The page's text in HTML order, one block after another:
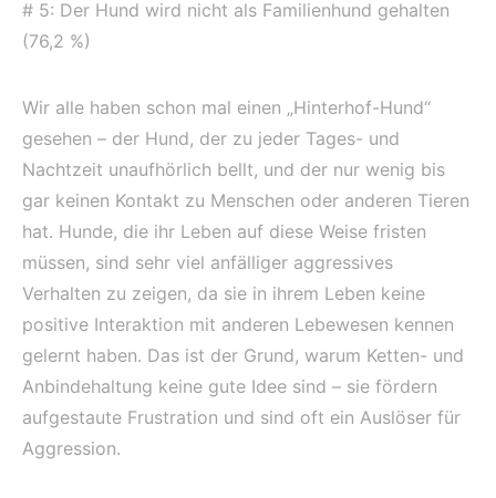
# 5: Der Hund wird nicht als Familienhund gehalten
(76,2 %)
Wir alle haben schon mal einen „Hinterhof-Hund“
gesehen – der Hund, der zu jeder Tages- und
Nachtzeit unaufhörlich bellt, und der nur wenig bis
gar keinen Kontakt zu Menschen oder anderen Tieren
hat. Hunde, die ihr Leben auf diese Weise fristen
müssen, sind sehr viel anfälliger aggressives
Verhalten zu zeigen, da sie in ihrem Leben keine
positive Interaktion mit anderen Lebewesen kennen
gelernt haben. Das ist der Grund, warum Ketten- und
Anbindehaltung keine gute Idee sind – sie fördern
aufgestaute Frustration und sind oft ein Auslöser für
Aggression.